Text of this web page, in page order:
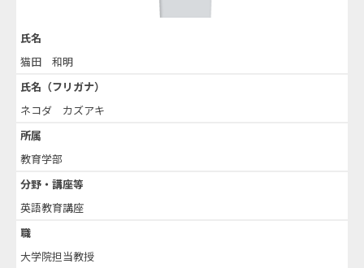
氏名
猫田 和明
氏名（フリガナ）
ネコダ カズアキ
所属
教育学部
分野・講座等
英語教育講座
職
大学院担当教授